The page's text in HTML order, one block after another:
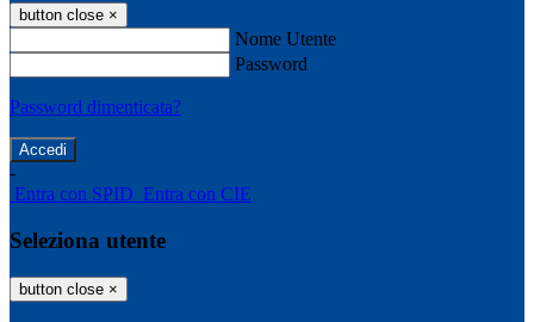
button close ×
Nome Utente
Password
Password dimenticata?
-
Entra con SPID Entra con CIE
Seleziona utente
button close ×